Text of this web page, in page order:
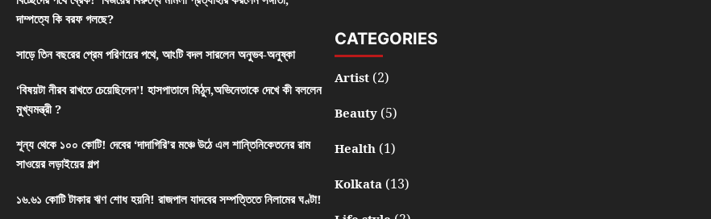
দাম্পত্যে কি বরফ গলছে?
সাড়ে তিন বছরের প্রেম পরিণয়ের পথে, আংটি বদল সারলেন অনুভব-অনুষ্কা
‘বিষয়টা নীরব রাখতে চেয়েছিলেন’! হাসপাতালে মিঠুন,অভিনেতাকে দেখে কী বললেন
মুখ্যমন্ত্রী ?
শূন্য থেকে ১০০ কোটি! দেবের ‘দাদাগিরি’র মঞ্চে উঠে এল শান্তিনিকেতনের রাম
সাওয়ের লড়াইয়ের গল্প
১৬.৬১ কোটি টাকার ঋণ শোধ হয়নি! রাজপাল যাদবের সম্পত্তিতে নিলামের ঘণ্টা!
CATEGORIES
Artist (2)
Beauty (5)
Health (1)
Kolkata (13)